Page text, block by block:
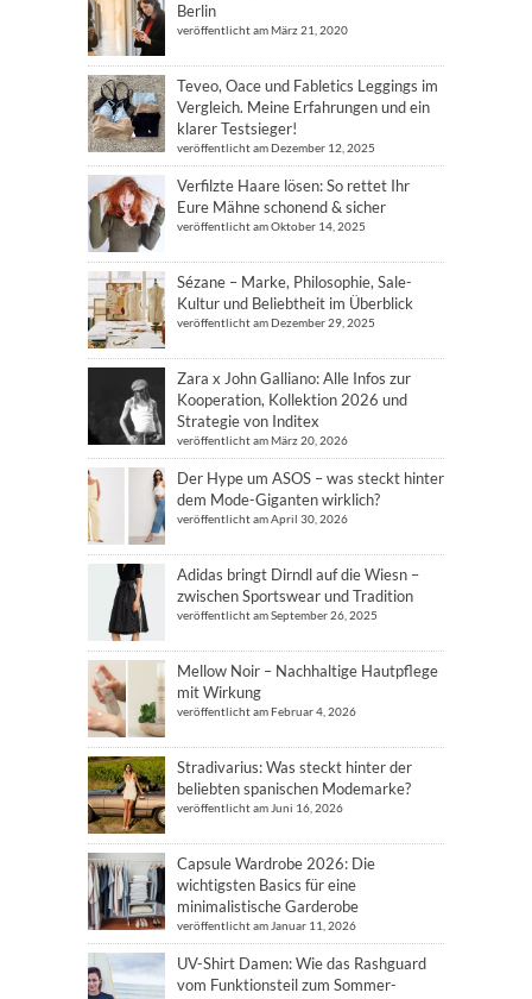
Berlin
veröffentlicht am März 21, 2020
Teveo, Oace und Fabletics Leggings im
Vergleich. Meine Erfahrungen und ein
klarer Testsieger!
veröffentlicht am Dezember 12, 2025
Verfilzte Haare lösen: So rettet Ihr
Eure Mähne schonend & sicher
veröffentlicht am Oktober 14, 2025
Sézane – Marke, Philosophie, Sale-
Kultur und Beliebtheit im Überblick
veröffentlicht am Dezember 29, 2025
Zara x John Galliano: Alle Infos zur
Kooperation, Kollektion 2026 und
Strategie von Inditex
veröffentlicht am März 20, 2026
Der Hype um ASOS – was steckt hinter
dem Mode-Giganten wirklich?
veröffentlicht am April 30, 2026
Adidas bringt Dirndl auf die Wiesn –
zwischen Sportswear und Tradition
veröffentlicht am September 26, 2025
Mellow Noir – Nachhaltige Hautpflege
mit Wirkung
veröffentlicht am Februar 4, 2026
Stradivarius: Was steckt hinter der
beliebten spanischen Modemarke?
veröffentlicht am Juni 16, 2026
Capsule Wardrobe 2026: Die
wichtigsten Basics für eine
minimalistische Garderobe
veröffentlicht am Januar 11, 2026
UV-Shirt Damen: Wie das Rashguard
vom Funktionsteil zum Sommer-